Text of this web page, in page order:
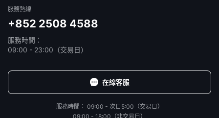
服務熱線
+852 2508 4588
服務時間：
09:00 - 23:00（交易日）
在線客服
服務時間： 09:00 - 次日5:00（交易日）
09:00 - 18:00（非交易日）